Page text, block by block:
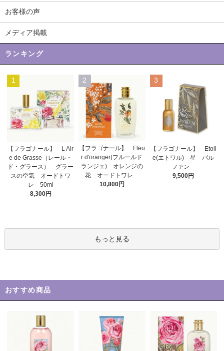
お客様の声
メディア掲載
ランキング
1
【フラゴナール】 L Air
e de Grasse（レール・
ド・グラース） グラー
スの空気 オードトワ
レ 50ml
8,300円
2
【フラゴナール】 Fleu
r d'oranger(フルールド
ランジェ) オレンジの
花 オードトワレ
10,800円
3
【フラゴナール】 Etoil
e(エトワル) 星 パル
ファン
9,500円
もっと見る
おすすめ商品